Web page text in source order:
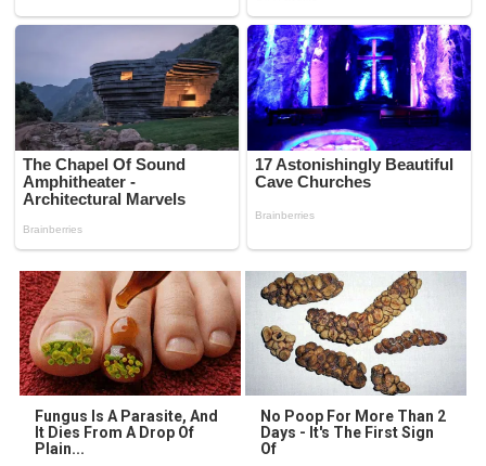
Fungus Is A Parasite, And
It Dies From A Drop Of
Plain...
No Poop For More Than 2
Days - It's The First Sign
Of